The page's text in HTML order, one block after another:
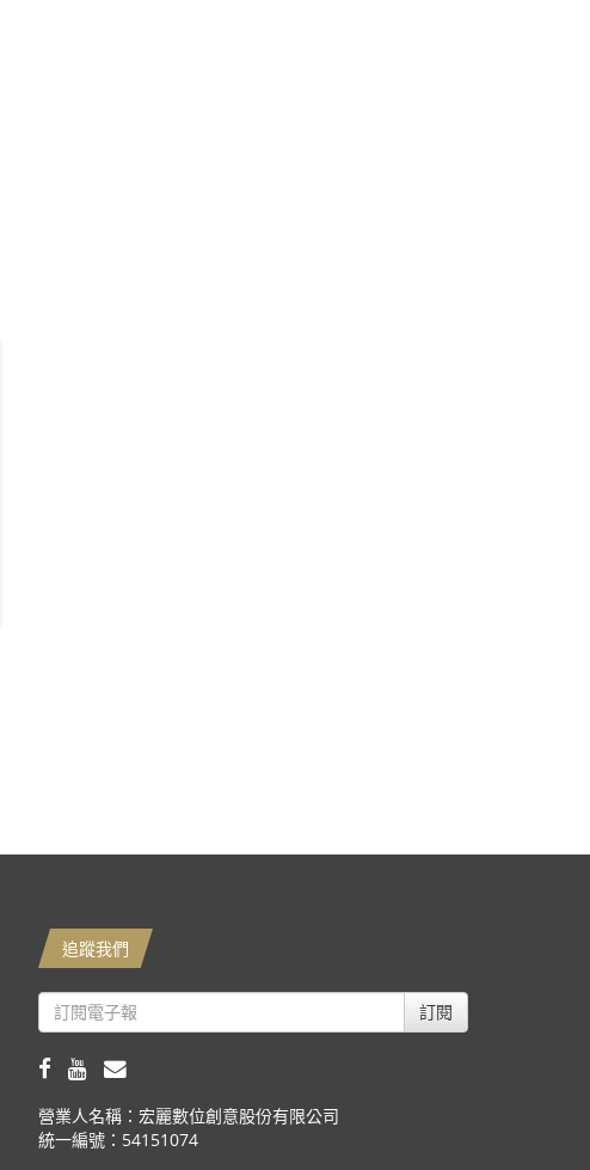
追蹤我們
訂閱
營業人名稱：宏麗數位創意股份有限公司
統一編號：54151074